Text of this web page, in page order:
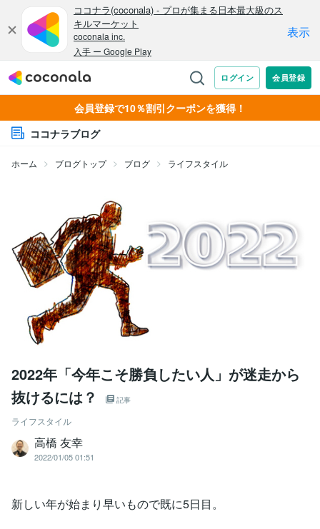
会員登録で10％割引クーポンを獲得！
ココナラブログ
ホーム ブログトップ ブログ ライフスタイル
2022年「今年こそ勝負したい人」が迷走から
抜けるには？
記事
ライフスタイル
高橋 友幸
2022/01/05 01:51
新しい年が始まり早いもので既に5日目。